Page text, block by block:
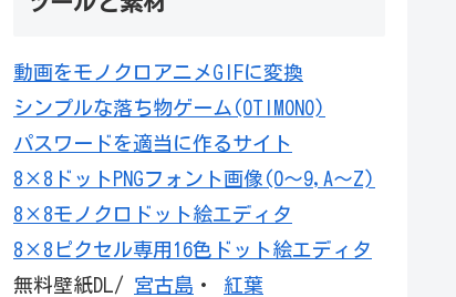
動画をモノクロアニメGIFに変換
シンプルな落ち物ゲーム(OTIMONO)
パスワードを適当に作るサイト
8×8ドットPNGフォント画像(0～9,A～Z)
8×8モノクロドット絵エディタ
8×8ピクセル専用16色ドット絵エディタ
無料壁紙DL/ 宮古島 ・ 紅葉